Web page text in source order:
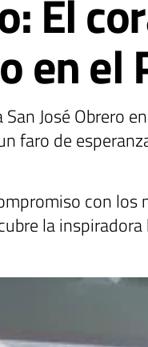
El
en
José Obrero
faro de
con los
la